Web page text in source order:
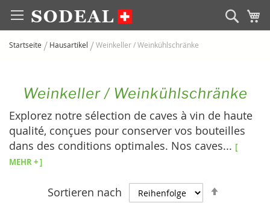
Zum
Inhalt
Startseite Hausartikel Weinkeller / Weinkühlschränke
Weinkeller / Weinkühlschränke
Explorez notre sélection de caves à vin de haute
qualité, conçues pour conserver vos bouteilles
dans des conditions optimales. Nos caves... [
Mehr + ]
Sortieren nach